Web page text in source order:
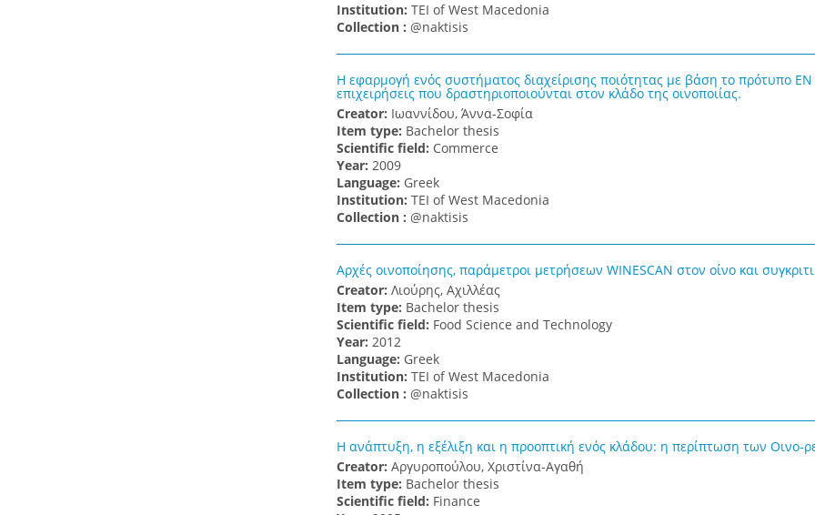
Institution: TEI of West Macedonia
Collection : @naktisis
Η εφαρμογή ενός συστήματος διαχείρισης ποιότητας με βάση το πρότυπο EN
επιχειρήσεις που δραστηριοποιούνται στον κλάδο της οινοποιίας.
Creator: Ιωαννίδου, Άννα-Σοφία
Item type: Bachelor thesis
Scientific field: Commerce
Υear: 2009
Language: Greek
Institution: TEI of West Macedonia
Collection : @naktisis
Αρχές οινοποίησης, παράμετροι μετρήσεων WINESCAN στον οίνο και
Creator: Λιούρης, Αχιλλέας
Item type: Bachelor thesis
Scientific field: Food Science and Technology
Υear: 2012
Language: Greek
Institution: TEI of West Macedonia
Collection : @naktisis
Η ανάπτυξη, η εξέλιξη και η προοπτική ενός κλάδου: η περίπτωση των Οινο-
Creator: Αργυροπούλου, Χριστίνα-Αγαθή
Item type: Bachelor thesis
Scientific field: Finance